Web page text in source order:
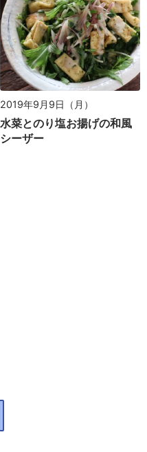
2019年9月9日（月）
水菜とのり塩お揚げの和風
シーザー